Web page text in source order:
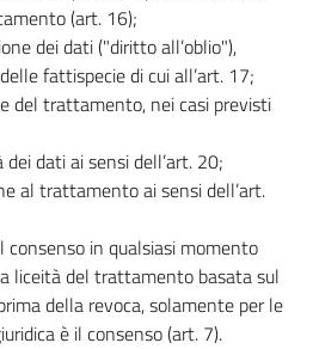
(art. 16);
dei dati ("diritto all’oblio"),
fattispecie di cui all’art. 17;
del trattamento, nei casi previsti
dati ai sensi dell’art. 20;
al trattamento ai sensi dell’art.
consenso in qualsiasi momento
liceità del trattamento basata sul
della revoca, solamente per le
è il consenso (art. 7).